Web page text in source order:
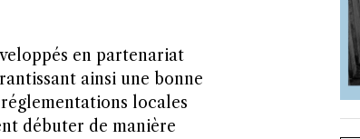
en partenariat
ainsi une bonne
locales
débuter de manière